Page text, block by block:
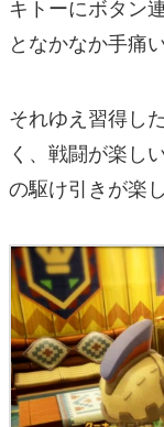
キトーにボタン
となかなか手痛
それゆえ習得し
く、戦闘が楽し
の駆け引きが楽